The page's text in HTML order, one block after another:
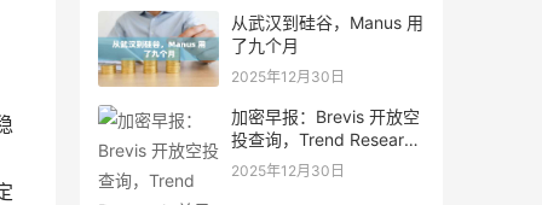
从武汉到硅谷，Manus 用
了九个月
2025年12月30日
加密早报：Brevis 开放空
投查询，Trend Research
单日增持超 4.6 万枚 ETH
2025年12月30日